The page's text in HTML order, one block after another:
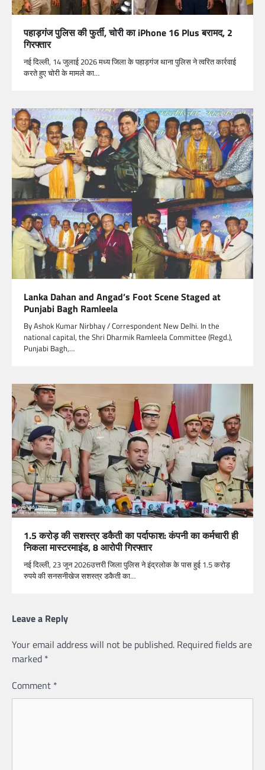
पहाड़गंज पुलिस की फुर्ती, चोरी का iPhone 16 Plus बरामद, 2
गिरफ्तार
नई दिल्ली, 14 जुलाई 2026 मध्य जिला के पहाड़गंज थाना पुलिस ने त्वरित कार्रवाई
करते हुए चोरी के मामले का…
Lanka Dahan and Angad’s Foot Scene Staged at
Punjabi Bagh Ramleela
By Ashok Kumar Nirbhay / Correspondent New Delhi. In the
national capital, the Shri Dharmik Ramleela Committee (Regd.),
Punjabi Bagh,…
1.5 करोड़ की सशस्त्र डकैती का पर्दाफाश: कंपनी का कर्मचारी ही
निकला मास्टरमाइंड, 8 आरोपी गिरफ्तार
नई दिल्ली, 23 जून 2026उत्तरी जिला पुलिस ने इंद्रलोक के पास हुई 1.5 करोड़
रुपये की सनसनीखेज सशस्त्र डकैती का…
Leave a Reply
Your email address will not be published. Required fields are
marked *
Comment *